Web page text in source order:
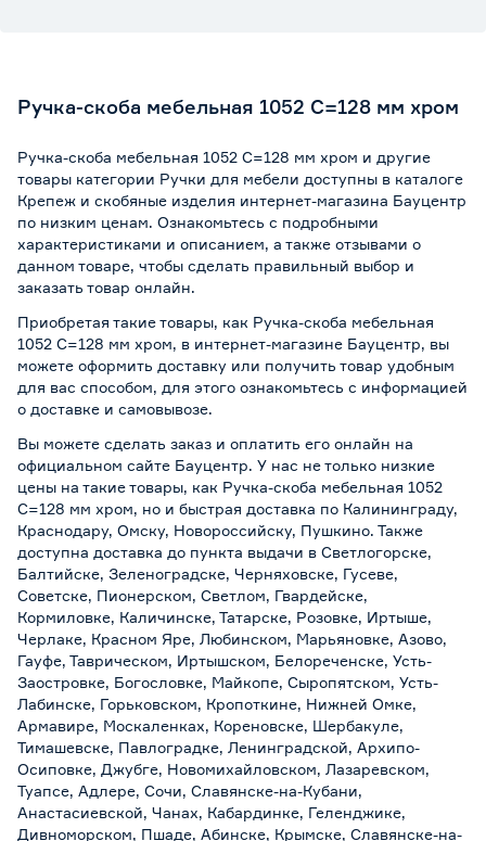
Ручка-скоба мебельная 1052 C=128 мм хром
Ручка-скоба мебельная 1052 C=128 мм хром и другие
товары категории Ручки для мебели доступны в каталоге
Крепеж и скобяные изделия интернет-магазина Бауцентр
по низким ценам. Ознакомьтесь с подробными
характеристиками и описанием, а также отзывами о
данном товаре, чтобы сделать правильный выбор и
заказать товар онлайн.
Приобретая такие товары, как Ручка-скоба мебельная
1052 C=128 мм хром, в интернет-магазине Бауцентр, вы
можете оформить доставку или получить товар удобным
для вас способом, для этого ознакомьтесь с информацией
о доставке и самовывозе.
Вы можете сделать заказ и оплатить его онлайн на
официальном сайте Бауцентр. У нас не только низкие
цены на такие товары, как Ручка-скоба мебельная 1052
C=128 мм хром, но и быстрая доставка по Калининграду,
Краснодару, Омску, Новороссийску, Пушкино. Также
доступна доставка до пункта выдачи в Светлогорске,
Балтийске, Зеленоградске, Черняховске, Гусеве,
Советске, Пионерском, Светлом, Гвардейске,
Кормиловке, Каличинске, Татарске, Розовке, Иртыше,
Черлаке, Красном Яре, Любинском, Марьяновке, Азово,
Гауфе, Таврическом, Иртышском, Белореченске, Усть-
Заостровке, Богословке, Майкопе, Сыропятском, Усть-
Лабинске, Горьковском, Кропоткине, Нижней Омке,
Армавире, Москаленках, Кореновске, Шербакуле,
Тимашевске, Павлоградке, Ленинградской, Архипо-
Осиповке, Джубге, Новомихайловском, Лазаревском,
Туапсе, Адлере, Сочи, Славянске-на-Кубани,
Анастасиевской, Чанах, Кабардинке, Геленджике,
Дивноморском, Пшаде, Абинске, Крымске, Славянске-на-